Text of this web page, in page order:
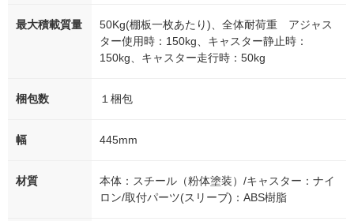
最大積載質量
50Kg(棚板一枚あたり)、全体耐荷重 アジャス
ター使用時：150kg、キャスター静止時：
150kg、キャスター走行時：50kg
梱包数 １梱包
幅 445mm
材質
本体：スチール（粉体塗装）/キャスター：ナイ
ロン/取付パーツ(スリーブ)：ABS樹脂